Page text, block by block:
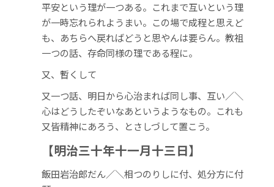
平安という理が一つある。これまで互いという理
が一時忘れられようまい。この場で成程と思えど
も、あちらへ戻ればどうと思やんは要らん。教祖
一つの話、存命同様の理である程に。
又、暫くして
又一つ話、明日から心治まれば同し事、互い／＼
心はどうしたぞいなあというようなもの。これも
又皆精神にあろう、とさしづして置こう。
【明治三十年十一月十三日】
飯田岩治郎だん／＼相つのりしに付、処分方に付